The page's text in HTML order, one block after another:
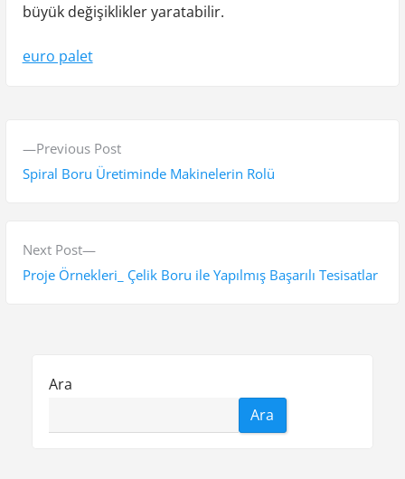
büyük değişiklikler yaratabilir.
euro palet
Previous PostP
r
Spiral Boru Üretiminde Makinelerin Rolü
Next Post
N
e
Proje Örnekleri_ Çelik Boru ile Yapılmış Başarılı Tesisatlar
Ara
Ara